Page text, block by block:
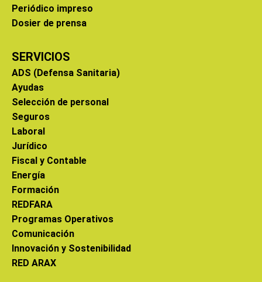
Periódico impreso
Dosier de prensa
SERVICIOS
ADS (Defensa Sanitaria)
Ayudas
Selección de personal
Seguros
Laboral
Jurídico
Fiscal y Contable
Energía
Formación
REDFARA
Programas Operativos
Comunicación
Innovación y Sostenibilidad
RED ARAX